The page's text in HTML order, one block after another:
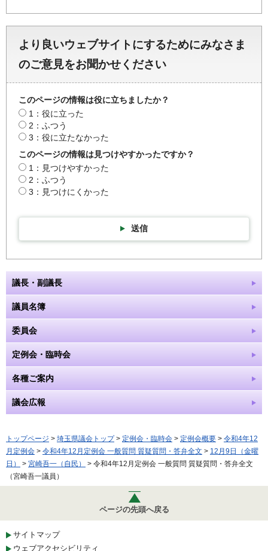
より良いウェブサイトにするためにみなさま
のご意見をお聞かせください
このページの情報は役に立ちましたか？
1：役に立った
2：ふつう
3：役に立たなかった
このページの情報は見つけやすかったですか？
1：見つけやすかった
2：ふつう
3：見つけにくかった
送信
議長・副議長
議員名簿
委員会
定例会・臨時会
各種ご案内
議会広報
トップページ > 埼玉県議会トップ> 定例会・臨時会 > 定例会概要 > 令和4年12
月定例会 > 令和4年12月定例会 一般質問 質疑質問・答弁全文 > 12月9日（金曜
日）
> 宮崎吾一（自民）
> 令和4年12月定例会 一般質問 質疑質問・答弁全文
（宮崎吾一議員）
ページの先頭へ戻る
サイトマップ
ウェブアクセシビリティ